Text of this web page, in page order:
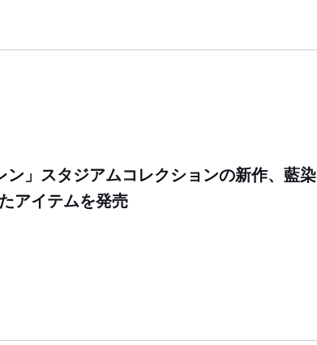
ン」スタジアムコレクションの新作、藍染
アイテムを発売